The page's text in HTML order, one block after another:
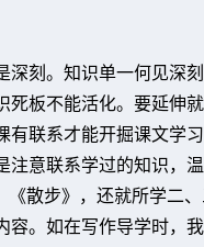
深刻。知识单一何见深
死板不能活化。要延伸
有联系才能开掘课文学
注意联系学过的知识，
《散步》，还就所学二
容。如在写作导学时，